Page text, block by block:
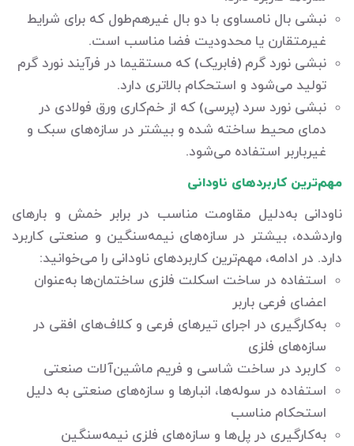
نبشی بال نامساوی با دو بال غیرهم‌طول که برای شرایط
غیرمتقارن یا محدودیت فضا مناسب است.
نبشی نورد گرم (فابریک) که مستقیما در فرآیند نورد گرم
تولید می‌شود و استحکام بالاتری دارد.
نبشی نورد سرد (پرسی) که از خم‌کاری ورق فولادی در
دمای محیط ساخته شده و بیشتر در سازه‌های سبک و
غیرباربر استفاده می‌شود.
مهم‌ترین کاربردهای ناودانی
ناودانی به‌دلیل مقاومت مناسب در برابر خمش و بارهای
واردشده، بیشتر در سازه‌های نیمه‌سنگین و صنعتی کاربرد
دارد. در ادامه، مهم‌ترین کاربردهای ناودانی را می‌خوانید:
استفاده در ساخت اسکلت فلزی ساختمان‌ها به‌عنوان
اعضای فرعی باربر
به‌کارگیری در اجرای تیرهای فرعی و کلاف‌های افقی در
سازه‌های فلزی
کاربرد در ساخت شاسی و فریم ماشین‌آلات صنعتی
استفاده در سوله‌ها، انبارها و سازه‌های صنعتی به دلیل
استحکام مناسب
به‌کارگیری در پل‌ها و سازه‌های فلزی نیمه‌سنگین